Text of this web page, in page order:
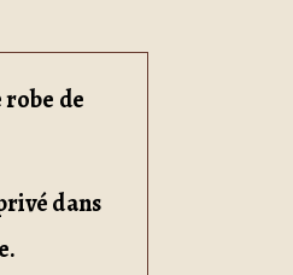
robe de
dans